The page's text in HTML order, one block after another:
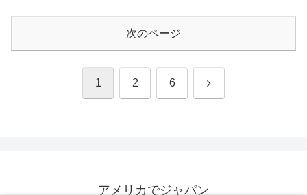
次のページ
1 2 6 次
アメリカでジャパン